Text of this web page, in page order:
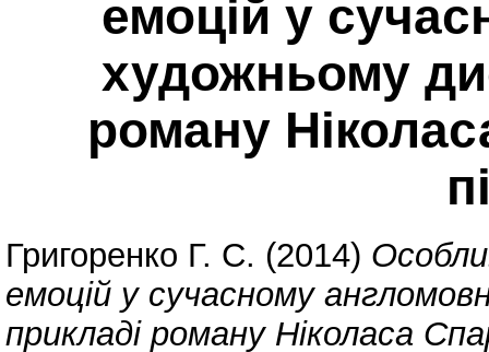
емоцій у
художньому
роману
Григоренко Г. С. (2014)
емоцій у сучасному
прикладі роману Ніколаса